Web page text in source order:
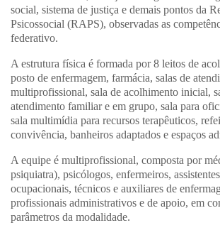
social, sistema de justiça e demais pontos da
Psicossocial (RAPS), observadas as
federativo.
A estrutura física é formada por 8 leitos de
posto de enfermagem, farmácia, salas de
multiprofissional, sala de acolhimento inicial,
atendimento familiar e em grupo, sala para
sala multimídia para recursos terapêuticos,
convivência, banheiros adaptados e espaços
A equipe é multiprofissional, composta por
psiquiatra), psicólogos, enfermeiros,
ocupacionais, técnicos e auxiliares de
profissionais administrativos e de apoio, em
parâmetros da modalidade.